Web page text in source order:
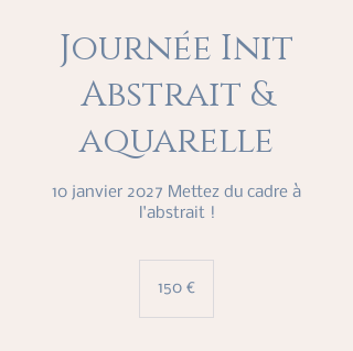
Journée Init
Abstrait &
aquarelle
10 janvier 2027 Mettez du cadre à
l'abstrait !
150 €